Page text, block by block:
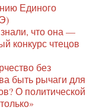
Единого
что она —
конкурс чтецов
без
быть рычаги для
О политической